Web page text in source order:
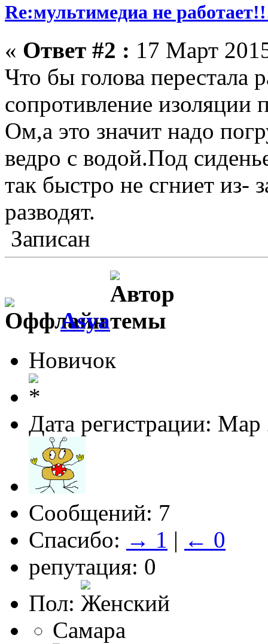
Re:мультимедиа не
« Ответ #2 : 17 Март
Что бы голова перестала
сопротивление изоляции
Ом,а это значит надо
ведро с водой.Под
так быстро не сгниет из-
разводят.
Записан
Asya
Новичок
Дата регистрации: Мар
Сообщений: 7
Спасибо: → 1 | ← 0
репутация: 0
Пол:
Самара